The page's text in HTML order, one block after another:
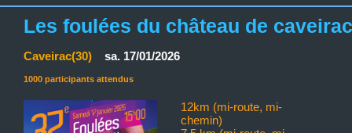
Les foulées du château de caveirac
Caveirac(30) sa. 17/01/2026
1000 participants attendus
12km (mi-route, mi-
chemin)